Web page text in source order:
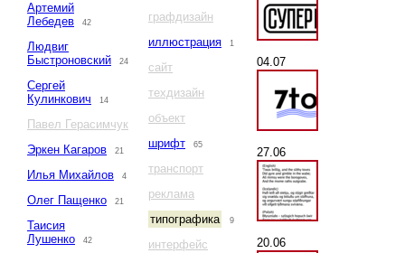
Артемий
Лебедев
42
Людвиг
Быстроновский
24
Сергей
Кулинкович
14
Павел Герасимчук
Эркен Кагаров
21
Илья Михайлов 4
Олег Пащенко 21
Таисия
Лушенко
42
графдизайн
иллюстрация
1
сайт
техдизайн
объект
шрифт
65
транспорт
реклама
типографика
9
интерфейс
04.07
27.06
20.06